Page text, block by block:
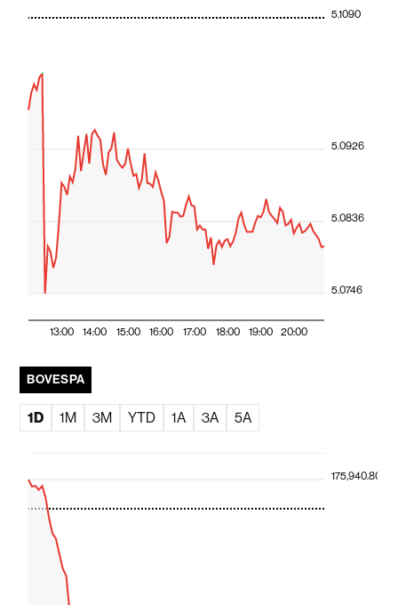
13:00 14:00 15:00 16:00 17:00 18:00 19:00 20:00
5.0746
5.0836
5.0926
5.1090
BOVESPA
1D 1M 3M YTD 1A 3A 5A
175,940.80